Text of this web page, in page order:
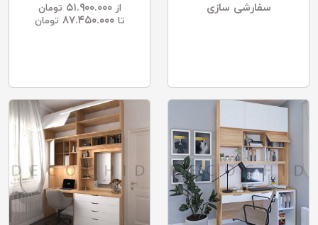
سفارشی سازی
از ۵۱.۹۰۰.۰۰۰
تومان
تا ۸۷.۴۵۰.۰۰۰ تومان